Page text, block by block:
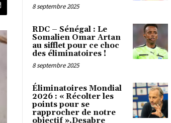
8 septembre 2025
RDC – Sénégal : Le
Somalien Omar Artan
au sifflet pour ce choc
des éliminatoires !
8 septembre 2025
Éliminatoires Mondial
2026 : « Récolter les
points pour se
rapprocher de notre
objectif »,Desabre